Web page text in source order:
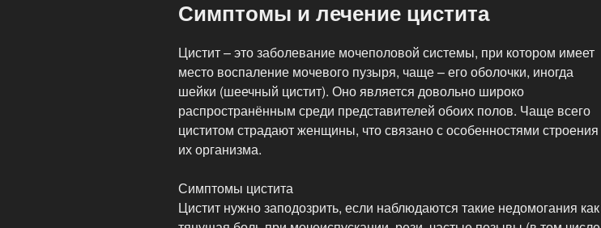
Симптомы и лечение цистита
Цистит – это заболевание мочеполовой системы, при котором имеет
место воспаление мочевого пузыря, чаще – его оболочки, иногда
шейки (шеечный цистит). Оно является довольно широко
распространённым среди представителей обоих полов. Чаще всего
циститом страдают женщины, что связано с особенностями строения
их организма.
Симптомы цистита
Цистит нужно заподозрить, если наблюдаются такие недомогания как